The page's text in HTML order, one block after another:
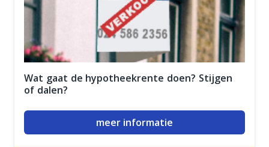
Wat gaat de hypotheekrente doen? Stijgen
of dalen?
meer informatie